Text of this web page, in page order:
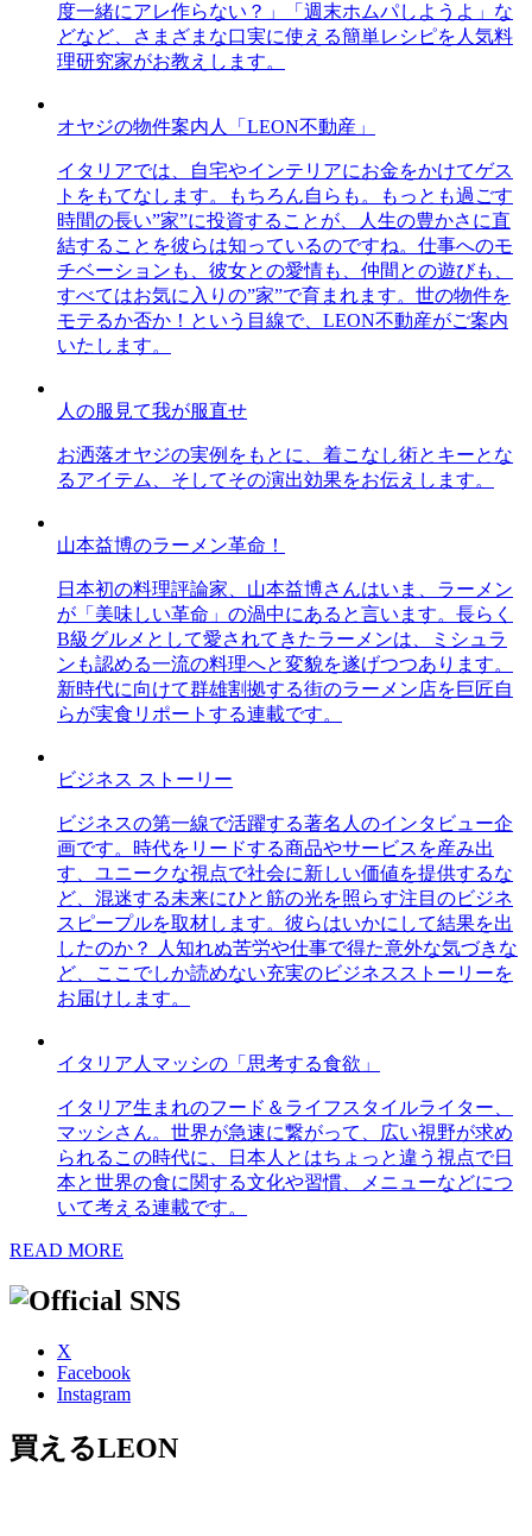
度一緒にアレ作らない？」「週末ホムパしようよ」な
どなど、さまざまな口実に使える簡単レシピを人気料
理研究家がお教えします。
オヤジの物件案内人「LEON不動産」
イタリアでは、自宅やインテリアにお金をかけてゲス
トをもてなします。もちろん自らも。もっとも過ごす
時間の長い”家”に投資することが、人生の豊かさに直
結することを彼らは知っているのですね。仕事へのモ
チベーションも、彼女との愛情も、仲間との遊びも、
すべてはお気に入りの”家”で育まれます。世の物件を
モテるか否か！という目線で、LEON不動産がご案内
いたします。
人の服見て我が服直せ
お洒落オヤジの実例をもとに、着こなし術とキーとな
るアイテム、そしてその演出効果をお伝えします。
山本益博のラーメン革命！
日本初の料理評論家、山本益博さんはいま、ラーメン
が「美味しい革命」の渦中にあると言います。長らく
B級グルメとして愛されてきたラーメンは、ミシュラ
ンも認める一流の料理へと変貌を遂げつつあります。
新時代に向けて群雄割拠する街のラーメン店を巨匠自
らが実食リポートする連載です。
ビジネス ストーリー
ビジネスの第一線で活躍する著名人のインタビュー企
画です。時代をリードする商品やサービスを産み出
す、ユニークな視点で社会に新しい価値を提供するな
ど、混迷する未来にひと筋の光を照らす注目のビジネ
スピープルを取材します。彼らはいかにして結果を出
したのか？ 人知れぬ苦労や仕事で得た意外な気づきな
ど、ここでしか読めない充実のビジネスストーリーを
お届けします。
イタリア人マッシの「思考する食欲」
イタリア生まれのフード＆ライフスタイルライター、
マッシさん。世界が急速に繋がって、広い視野が求め
られるこの時代に、日本人とはちょっと違う視点で日
本と世界の食に関する文化や習慣、メニューなどにつ
いて考える連載です。
READ MORE
X
Facebook
Instagram
買えるLEON